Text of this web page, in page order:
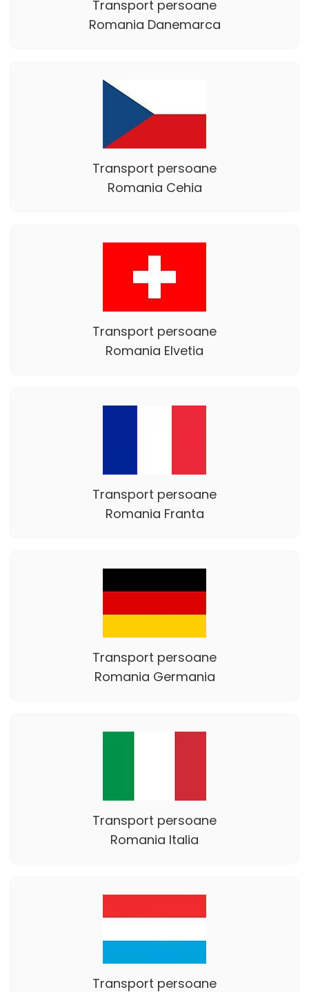
Transport persoane
Romania Danemarca
Transport persoane
Romania Cehia
Transport persoane
Romania Elvetia
Transport persoane
Romania Franta
Transport persoane
Romania Germania
Transport persoane
Romania Italia
Transport persoane